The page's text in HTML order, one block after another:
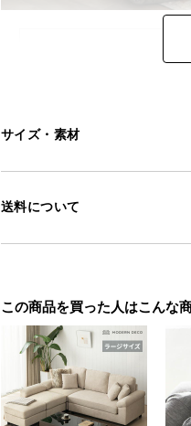
ゆったりカ
サイズ・素材
送料について
この商品を買った人はこんな